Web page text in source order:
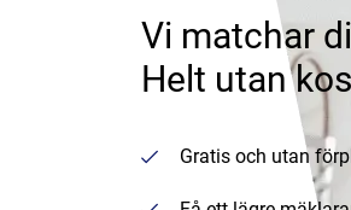
Vi matchar
Helt utan
Gratis och utan